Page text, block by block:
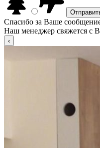
Спасибо за Ваше
Наш менеджер свяжется с